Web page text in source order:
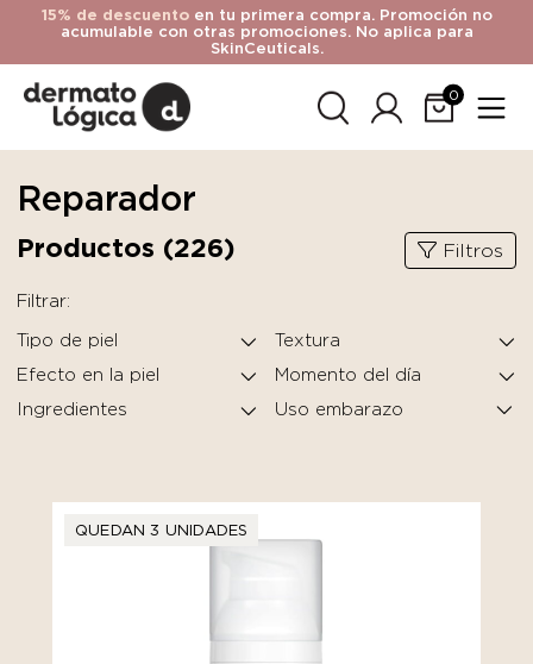
15% de descuentoen tu primera compra. Promoción no
acumulable con otras promociones. No aplica para
SkinCeuticals.
0
Reparador
Productos (226) Filtros
Filtrar:
Tipo de piel
Textura
Efecto en la piel
Momento del día
Ingredientes
QUEDAN 3 UNIDADES